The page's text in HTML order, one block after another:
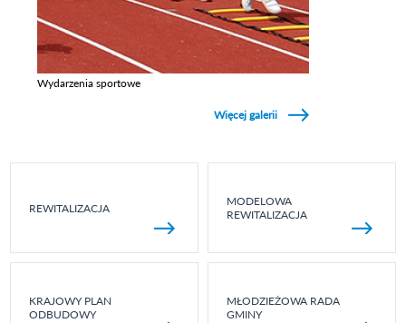
Wydarzenia sportowe
Więcej galerii
REWITALIZACJA
MODELOWA
REWITALIZACJA
KRAJOWY PLAN
ODBUDOWY
MŁODZIEŻOWA RADA
GMINY